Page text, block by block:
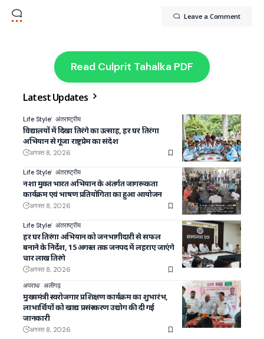
Leave a Comment
Read Culprit Tahalka PDF
Latest Updates
Life Style अंतराष्ट्रीय
विद्यालयों में दिखा तिरंगे का उत्साह, हर घर तिरंगा
अभियान से गूंजा राष्ट्रप्रेम का संदेश
अगस्त 8, 2026
Life Style अंतराष्ट्रीय
नशा मुक्त भारत अभियान के अंतर्गत जागरूकता
कार्यक्रम एवं भाषण प्रतियोगिता का हुआ आयोजन
अगस्त 8, 2026
Life Style अंतराष्ट्रीय
हर घर तिरंगा अभियान को जनभागीदारी से सफल
बनाने के निर्देश, 15 अगस्त तक जनपद में लहराए जाएंगे
चार लाख तिरंगे
अगस्त 8, 2026
अपराध अलीगढ़
मुख्यमंत्री स्वरोजगार प्रशिक्षण कार्यक्रम का शुभारंभ,
लाभार्थियों को खाद्य प्रसंस्करण उद्योग की दी गई
जानकारी
अगस्त 8, 2026